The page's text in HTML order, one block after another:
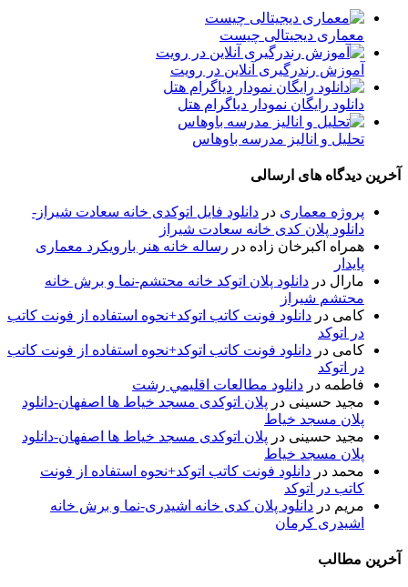
معماری دیجیتالی چیست
آموزش رندرگیری آنلاین در رویت
دانلود رایگان نمودار دیاگرام هتل
تحلیل و انالیز مدرسه باوهاس
آخرین دیدگاه های ارسالی
پروژه معماری در دانلود فایل اتوکدی خانه سعادت شیراز-
دانلود پلان کدی خانه سعادت شیراز
همراه اکبرخان زاده در رساله خانه هنر بارویکرد معماری
پایدار
مارال در دانلود پلان اتوکد خانه محتشم-نما و برش خانه
محتشم شیراز
کامی در دانلود فونت کاتب اتوکد+نحوه استفاده از فونت کاتب
در اتوکد
کامی در دانلود فونت کاتب اتوکد+نحوه استفاده از فونت کاتب
در اتوکد
فاطمه در دانلود مطالعات اقليمي رشت
مجید حسینی در پلان اتوکدی مسجد خیاط ها اصفهان-دانلود
پلان مسجد خیاط
مجید حسینی در پلان اتوکدی مسجد خیاط ها اصفهان-دانلود
پلان مسجد خیاط
محمد در دانلود فونت کاتب اتوکد+نحوه استفاده از فونت
کاتب در اتوکد
مریم در دانلود پلان کدی خانه اشیدری-نما و برش خانه
اشیدری کرمان
آخرین مطالب